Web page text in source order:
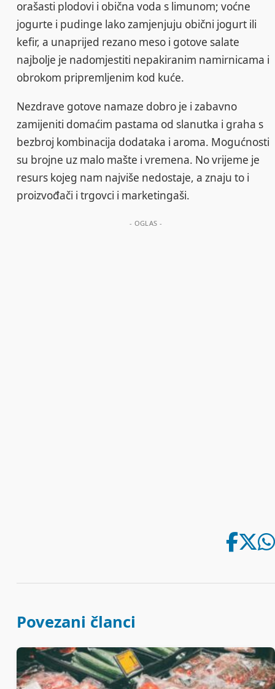
orašasti plodovi i obična voda s limunom; voćne
jogurte i pudinge lako zamjenjuju obični jogurt ili
kefir, a unaprijed rezano meso i gotove salate
najbolje je nadomjestiti nepakiranim namirnicama i
obrokom pripremljenim kod kuće.
Nezdrave gotove namaze dobro je i zabavno
zamijeniti domaćim pastama od slanutka i graha s
bezbroj kombinacija dodataka i aroma. Mogućnosti
su brojne uz malo mašte i vremena. No vrijeme je
resurs kojeg nam najviše nedostaje, a znaju to i
proizvođači i trgovci i marketingaši.
- OGLAS -
Povezani članci